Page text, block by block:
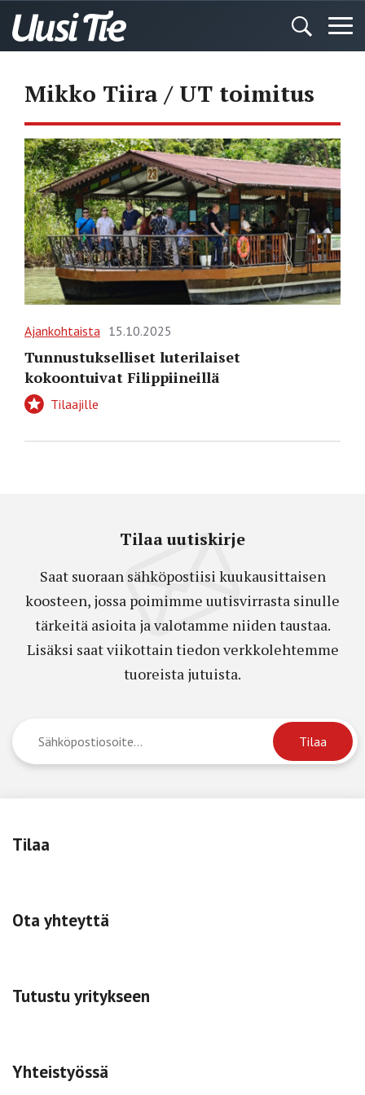
Mikko Tiira / UT toimitus
Ajankohtaista 15.10.2025
Tunnustukselliset luterilaiset
kokoontuivat Filippiineillä
Tilaajille
Tilaa uutiskirje
Saat suoraan sähköpostiisi kuukausittaisen
koosteen, jossa poimimme uutisvirrasta sinulle
tärkeitä asioita ja valotamme niiden taustaa.
Lisäksi saat viikottain tiedon verkkolehtemme
tuoreista jutuista.
Tilaa
Ota yhteyttä
Tutustu yritykseen
Yhteistyössä